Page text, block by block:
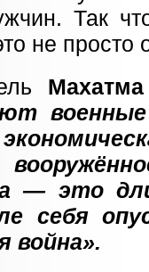
Так
не просто
— это
себя
война».